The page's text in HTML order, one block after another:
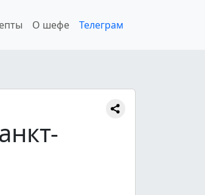
О шефе Телеграм